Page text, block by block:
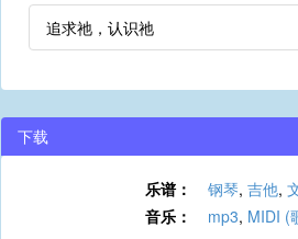
追求祂，认识祂
下载
乐谱： 钢琴, 吉他,
音乐：
mp3, MIDI (